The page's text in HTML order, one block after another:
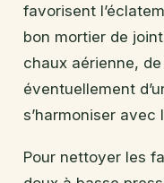
favorisent
bon mortier de
chaux aérienne,
éventuellement
s’harmoniser avec
Pour nettoyer les